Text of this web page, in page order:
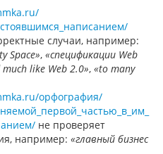
случаи, например:
Space», «спецификации Web
much like Web 2.0», «to many
орфография/
не проверяет
например: «главный бизнес